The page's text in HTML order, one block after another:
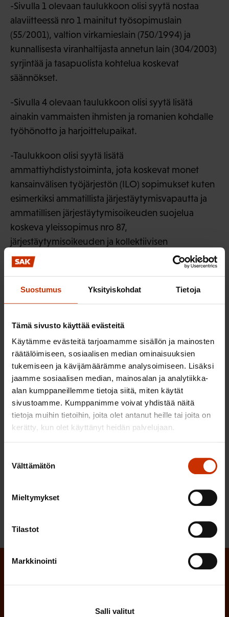
Suostumus Yksityiskohdat Tietoja
Tämä sivusto käyttää evästeitä
Käytämme evästeitä tarjoamamme sisällön ja mainosten
räätälöimiseen, sosiaalisen median ominaisuuksien
tukemiseen ja kävijämäärämme analysoimiseen. Lisäksi
jaamme sosiaalisen median, mainosalan ja analytiikka-
alan kumppaneillemme tietoja siitä, miten käytät
sivustoamme. Kumppanimme voivat yhdistää näitä
tietoja muihin tietoihin, joita olet antanut heille tai joita on
kerätty, kun olet käyttänyt heidän palvelujaan.
valinta
Välttämätön
Mieltymykset
Tilastot
Markkinointi
Salli valitut
-Sivulla 1 olevaan taulukkoon olisi syytä nostaa
alaviitteessä nro 1 mainitut työsopimuslain
(55/2001), valtion virkamieslain (750/1994) ja
kunnallisesta viranhaltijasta annetun lain (304/2003)
syrjintää ja tasapuolista kohtelua koskevat
säännökset.
-Sivulla 4 olevaan taulukkoon olisi syytä lisätä
ainakin vammaisten ihmisten ja romanien kohdalle
työhönotto ja harjoittelupaikat.
-Taulukkoon olisi syytä lisätä
ammattiyhdistystoiminta, jota koskevat monet
kansainvälisen työjärjestön (ILO) sopimukset kuten
esimerkiksi ammatillista järjestäytymisvapautta ja
ammatillisen järjestäytymisoikeuden suojelua
koskeva yleissopimus nro 87,
järjestäytymisoikeuden ja kollektiivisen
neuvotteluoikeuden periaatteiden soveltamista
koskeva yleissopimus nro 98, työntekijöiden
edustajia koskeva yleissopimus nro 135, julkisen
koskeva yleissopimus nro 154.
-Sivulla 7 voisi etnistä alkuperää käsittelevään
kohtaan lisätä opastuksen.
-Taulukon loppuun olisi syytä lisätä erilliseksi
kohdakseen läheissyrjinnän.
Suomen Ammattiliittojen Keskusjärjestö SAK ry